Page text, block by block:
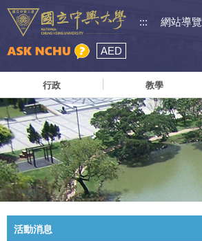
::: 網站導覽
AED
行政 教學
活動消息